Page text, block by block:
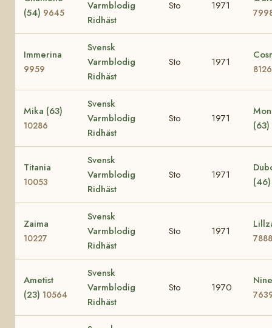
(54) 9645
Varmblodig
Ridhäst
Sto 1971
Immerina
9959
Svensk
Varmblodig
Ridhäst
Sto 1971
8126
Mika (63)
10286
Svensk
Varmblodig
Ridhäst
Sto 1971
(63)
Titania
10053
Svensk
Varmblodig
Ridhäst
Sto 1971
Zaima
10227
Svensk
Varmblodig
Ridhäst
Sto 1971
7888
Ametist
(23) 10564
Svensk
Varmblodig
Ridhäst
Sto 1970